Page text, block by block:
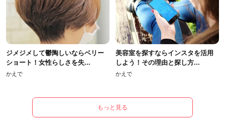
ジメジメして鬱陶しいならベリー
ショート！女性らしさを失...
かえで
美容室を探すならインスタを活用
しよう！その理由と探し方...
かえで
もっと見る